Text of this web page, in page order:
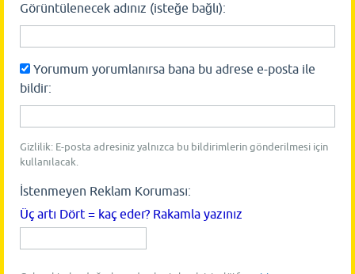
Görüntülenecek adınız (isteğe bağlı):
Yorumum yorumlanırsa bana bu adrese e-posta ile
bildir:
Gizlilik: E-posta adresiniz yalnızca bu bildirimlerin gönderilmesi için
kullanılacak.
İstenmeyen Reklam Koruması:
Üç artı Dört = kaç eder? Rakamla yazınız